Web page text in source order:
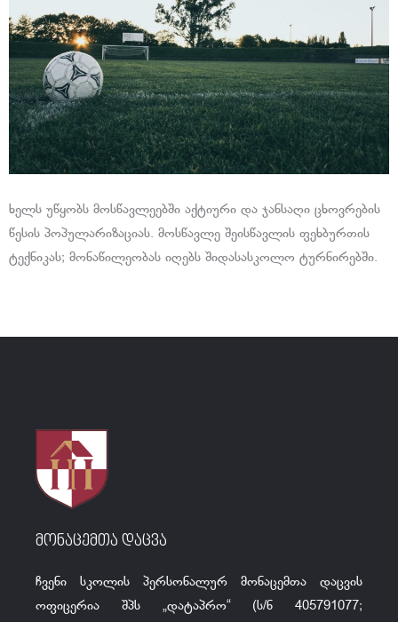
ხელს უწყობს მოსწავლეებში აქტიური და ჯანსაღი ცხოვრების
წესის პოპულარიზაციას. მოსწავლე შეისწავლის ფეხბურთის
ტექნიკას; მონაწილეობას იღებს შიდასასკოლო ტურნირებში.
მონაცემთა დაცვა
ჩვენი სკოლის პერსონალურ მონაცემთა დაცვის
ოფიცერია შპს „დატაპრო“ (ს/ნ 405791077;